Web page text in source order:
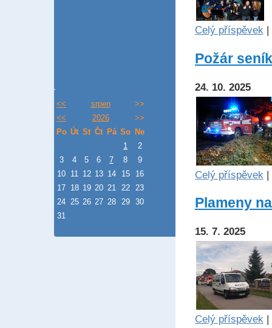
<< srpen
>>
<<
2026
>>
Po Út St Čt Pá So Ne
1
2
3
4 5 6 7 8
9
10 11 12 13 14 15
16
17 18 19 20 21 22
23
24 25 26 27 28 29
30
31
Celý příspěvek |
Požár
24. 10. 2025
Celý příspěvek |
Plameny
15. 7. 2025
Celý příspěvek |